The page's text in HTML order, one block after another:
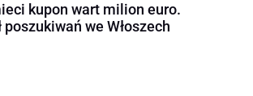
kupon wart milion euro.
poszukiwań we Włoszech